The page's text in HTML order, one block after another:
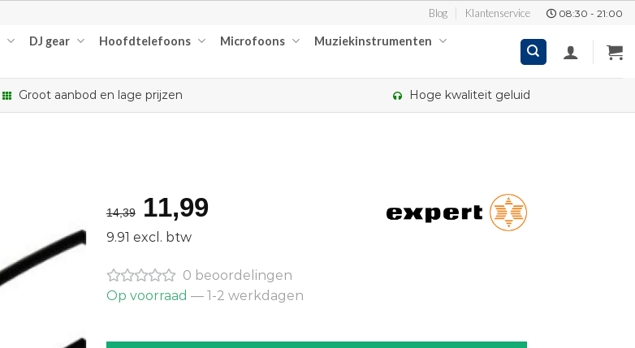
Blog Klantenservice 08:30 - 21:00
DJ gear Hoofdtelefoons Microfoons Muziekinstrumenten
Groot aanbod en lage prijzen Hoge kwaliteit geluid
14,39
Oorspronkelijke
prijs
was:
€14,39.
11,99Huidige
€11,99.
9.91 excl. btw
0 beoordelingen
Op voorraad — 1-2 werkdagen